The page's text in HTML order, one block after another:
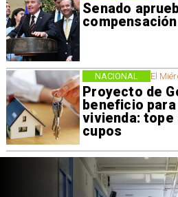
Senado
El
Proyecto de
beneficio
vivienda: tope
cupos
NACIONAL